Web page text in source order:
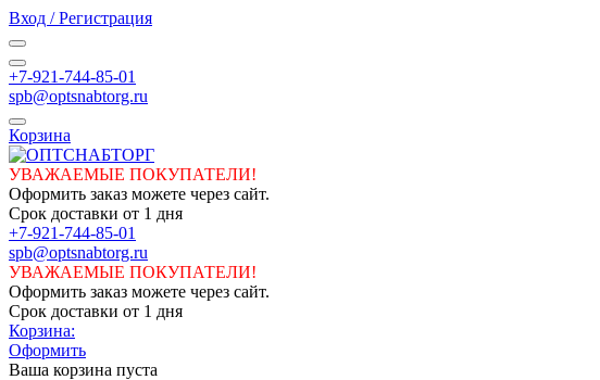
Вход / Регистрация
+7-921-744-85-01
spb@optsnabtorg.ru
Корзина
УВАЖАЕМЫЕ ПОКУПАТЕЛИ!
Оформить заказ можете через сайт.
Срок доставки от 1 дня
+7-921-744-85-01
spb@optsnabtorg.ru
УВАЖАЕМЫЕ ПОКУПАТЕЛИ!
Оформить заказ можете через сайт.
Срок доставки от 1 дня
Корзина:
Оформить
Ваша корзина пуста